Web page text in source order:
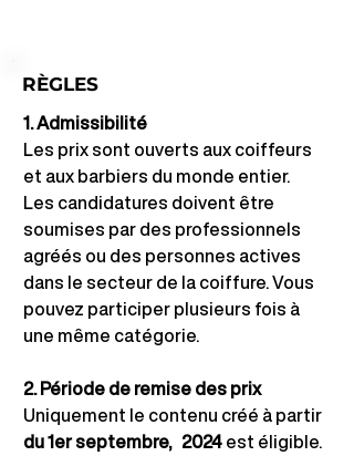
RÈGLES
1. Admissibilité
Les prix sont ouverts aux coiffeurs
et aux barbiers du monde entier.
Les candidatures doivent être
soumises par des professionnels
agréés ou des personnes actives
dans le secteur de la coiffure. Vous
pouvez participer plusieurs fois à
une même catégorie.
2. Période de remise des prix
Uniquement le contenu créé à partir
du 1er septembre, 2024est éligible.